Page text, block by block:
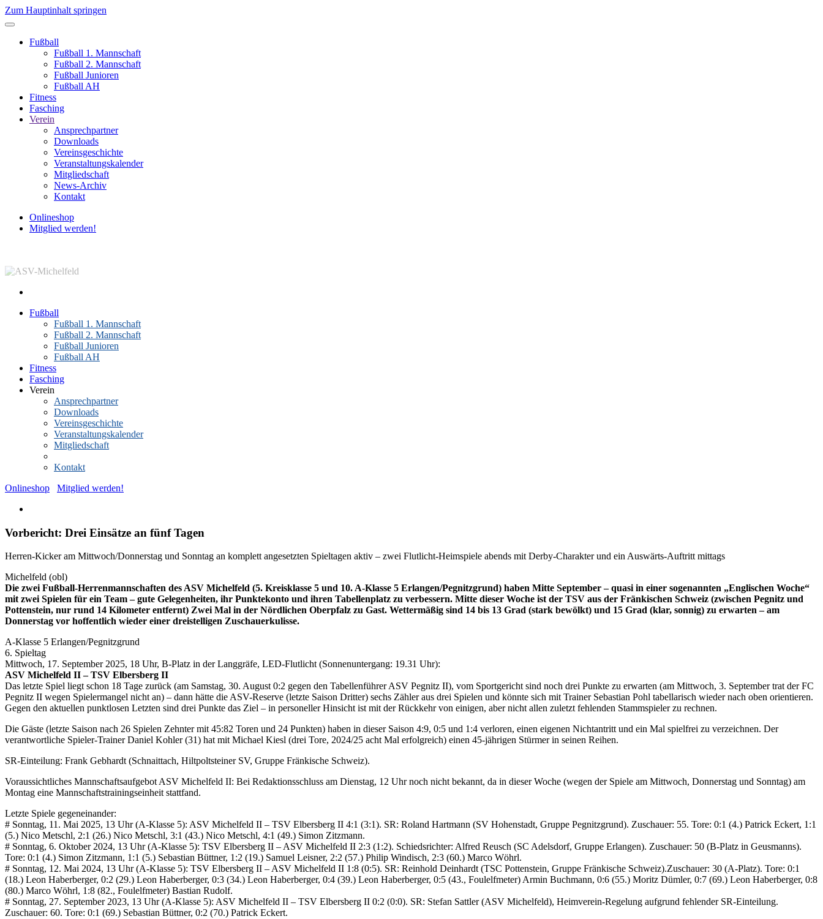
Zum Hauptinhalt springen
Fußball
Fußball 1. Mannschaft
Fußball 2. Mannschaft
Fußball Junioren
Fußball AH
Fitness
Fasching
Verein
Ansprechpartner
Downloads
Vereinsgeschichte
Veranstaltungskalender
Mitgliedschaft
News-Archiv
Kontakt
Onlineshop
Mitglied werden!
Fußball
Fußball 1. Mannschaft
Fußball 2. Mannschaft
Fußball Junioren
Fußball AH
Fitness
Fasching
Verein
Ansprechpartner
Downloads
Vereinsgeschichte
Veranstaltungskalender
Mitgliedschaft
Kontakt
Onlineshop
Mitglied werden!
Vorbericht: Drei Einsätze an fünf Tagen
Herren-Kicker am Mittwoch/Donnerstag und Sonntag an komplett angesetzten Spieltagen aktiv – zwei Flutlicht-Heimspiele abends mit Derby-Charakter und ein Auswärts-Auftritt mittags
Michelfeld (obl)
Die zwei Fußball-Herrenmannschaften des ASV Michelfeld (5. Kreisklasse 5 und 10. A-Klasse 5 Erlangen/Pegnitzgrund) haben Mitte September – quasi in einer sogenannten „Englischen Woche“
mit zwei Spielen für ein Team – gute Gelegenheiten, ihr Punktekonto und ihren Tabellenplatz zu verbessern. Mitte dieser Woche ist der TSV aus der Fränkischen Schweiz (zwischen Pegnitz und
Pottenstein, nur rund 14 Kilometer entfernt) Zwei Mal in der Nördlichen Oberpfalz zu Gast. Wettermäßig sind 14 bis 13 Grad (stark bewölkt) und 15 Grad (klar, sonnig) zu erwarten – am
Donnerstag vor hoffentlich wieder einer dreistelligen Zuschauerkulisse.
A-Klasse 5 Erlangen/Pegnitzgrund
6. Spieltag
Mittwoch, 17. September 2025, 18 Uhr, B-Platz in der Langgräfe, LED-Flutlicht (Sonnenuntergang: 19.31 Uhr):
ASV Michelfeld II – TSV Elbersberg II
Das letzte Spiel liegt schon 18 Tage zurück (am Samstag, 30. August 0:2 gegen den Tabellenführer ASV Pegnitz II), vom Sportgericht sind noch drei Punkte zu erwarten (am Mittwoch, 3. September trat der FC
Pegnitz II wegen Spielermangel nicht an) – dann hätte die ASV-Reserve (letzte Saison Dritter) sechs Zähler aus drei Spielen und könnte sich mit Trainer Sebastian Pohl tabellarisch wieder nach oben orientieren.
Gegen den aktuellen punktlosen Letzten sind drei Punkte das Ziel – in personeller Hinsicht ist mit der Rückkehr von einigen, aber nicht allen zuletzt fehlenden Stammspieler zu rechnen.
Die Gäste (letzte Saison nach 26 Spielen Zehnter mit 45:82 Toren und 24 Punkten) haben in dieser Saison 4:9, 0:5 und 1:4 verloren, einen eigenen Nichtantritt und ein Mal spielfrei zu verzeichnen. Der
verantwortliche Spieler-Trainer Daniel Kohler (31) hat mit Michael Kiesl (drei Tore, 2024/25 acht Mal erfolgreich) einen 45-jährigen Stürmer in seinen Reihen.
SR-Einteilung: Frank Gebhardt (Schnaittach, Hiltpoltsteiner SV, Gruppe Fränkische Schweiz).
Voraussichtliches Mannschaftsaufgebot ASV Michelfeld II: Bei Redaktionsschluss am Dienstag, 12 Uhr noch nicht bekannt, da in dieser Woche (wegen der Spiele am Mittwoch, Donnerstag und Sonntag) am
Montag eine Mannschaftstrainingseinheit stattfand.
Letzte Spiele gegeneinander:
# Sonntag, 11. Mai 2025, 13 Uhr (A-Klasse 5): ASV Michelfeld II – TSV Elbersberg II 4:1 (3:1). SR: Roland Hartmann (SV Hohenstadt, Gruppe Pegnitzgrund). Zuschauer: 55. Tore: 0:1 (4.) Patrick Eckert, 1:1
(5.) Nico Metschl, 2:1 (26.) Nico Metschl, 3:1 (43.) Nico Metschl, 4:1 (49.) Simon Zitzmann.
# Sonntag, 6. Oktober 2024, 13 Uhr (A-Klasse 5): TSV Elbersberg II – ASV Michelfeld II 2:3 (1:2). Schiedsrichter: Alfred Reusch (SC Adelsdorf, Gruppe Erlangen). Zuschauer: 50 (B-Platz in Geusmanns).
Tore: 0:1 (4.) Simon Zitzmann, 1:1 (5.) Sebastian Büttner, 1:2 (19.) Samuel Leisner, 2:2 (57.) Philip Windisch, 2:3 (60.) Marco Wöhrl.
# Sonntag, 12. Mai 2024, 13 Uhr (A-Klasse 5): TSV Elbersberg II – ASV Michelfeld II 1:8 (0:5). SR: Reinhold Deinhardt (TSC Pottenstein, Gruppe Fränkische Schweiz).Zuschauer: 30 (A-Platz). Tore: 0:1
(18.) Leon Haberberger, 0:2 (29.) Leon Haberberger, 0:3 (34.) Leon Haberberger, 0:4 (39.) Leon Haberberger, 0:5 (43., Foulelfmeter) Armin Buchmann, 0:6 (55.) Moritz Dümler, 0:7 (69.) Leon Haberberger, 0:8
(80.) Marco Wöhrl, 1:8 (82., Foulelfmeter) Bastian Rudolf.
# Sonntag, 27. September 2023, 13 Uhr (A-Klasse 5): ASV Michelfeld II – TSV Elbersberg II 0:2 (0:0). SR: Stefan Sattler (ASV Michelfeld), Heimverein-Regelung aufgrund fehlender SR-Einteilung.
Zuschauer: 60. Tore: 0:1 (69.) Sebastian Büttner, 0:2 (70.) Patrick Eckert.